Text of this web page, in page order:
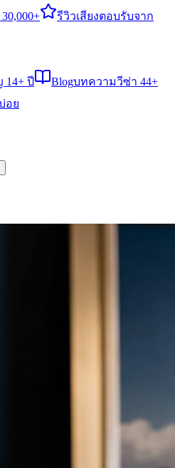
รีวิวเสียงตอบรับจาก
14+ ปี Blogบทความวีซ่า 44+
อย